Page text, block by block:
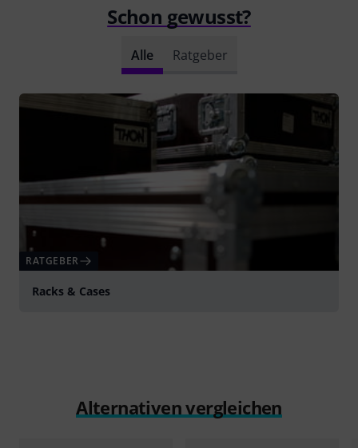
Schon gewusst?
Alle Ratgeber
RATGEBER
Racks & Cases
Alternativen vergleichen